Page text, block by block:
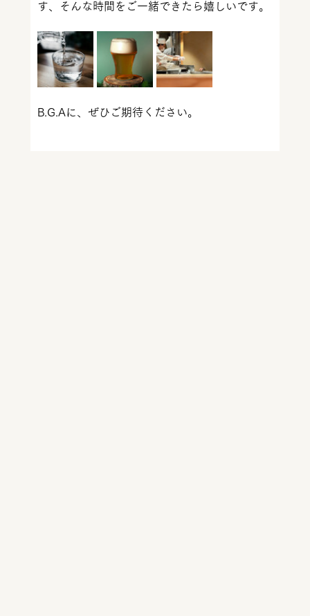
す、そんな時間をご一緒できたら嬉しいです。
B.G.Aに、ぜひご期待ください。